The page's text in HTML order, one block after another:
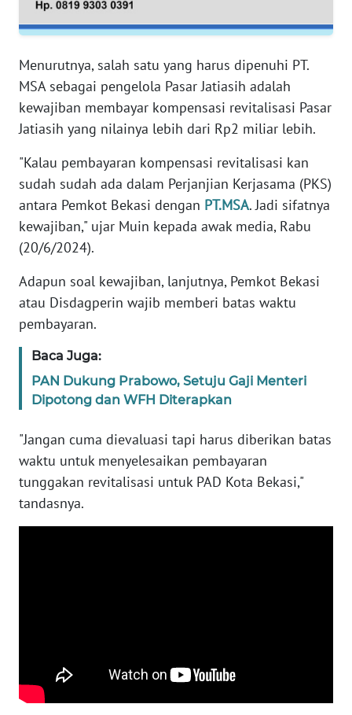
Menurutnya, salah satu yang harus dipenuhi PT.
MSA sebagai pengelola Pasar Jatiasih adalah
kewajiban membayar kompensasi revitalisasi Pasar
Jatiasih yang nilainya lebih dari Rp2 miliar lebih.
"Kalau pembayaran kompensasi revitalisasi kan
sudah sudah ada dalam Perjanjian Kerjasama (PKS)
antara Pemkot Bekasi dengan PT.MSA. Jadi sifatnya
kewajiban," ujar Muin kepada awak media, Rabu
(20/6/2024).
Adapun soal kewajiban, lanjutnya, Pemkot Bekasi
atau Disdagperin wajib memberi batas waktu
pembayaran.
Baca Juga:
PAN Dukung Prabowo, Setuju Gaji Menteri
Dipotong dan WFH Diterapkan
"Jangan cuma dievaluasi tapi harus diberikan batas
waktu untuk menyelesaikan pembayaran
tunggakan revitalisasi untuk PAD Kota Bekasi,"
tandasnya.
RIAU
SERAMBI
WN
JAMBI
SULTRA
WN
NTB
WN
SULTENG
SULBAR
WN
WN
SUMBAR
WN